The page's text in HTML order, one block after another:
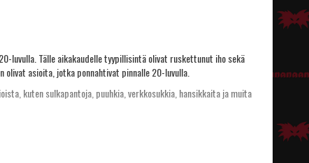
luvulla. Tälle aikakaudelle tyypillisintä olivat ruskettunut iho sekä
olivat asioita, jotka ponnahtivat pinnalle 20-luvulla.
kuten sulkapantoja, puuhkia, verkkosukkia, hansikkaita ja muita